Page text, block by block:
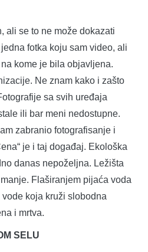
ali se to ne može dokazati
fotka koju sam video, ali
kome je bila objavljena.
Ne znam kako i zašto
sa svih uređaja
ili bar meni nedostupne.
zabranio fotografisanje i
je i taj događaj. Ekološka
danas nepoželjna. Ležišta
Flaširanjem pijaća voda
koja kruži slobodna
i mrtva.
SELU